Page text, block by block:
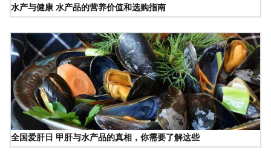
水产与健康 水产品的营养价值和选购指南
全国爱肝日 甲肝与水产品的真相，你需要了解这些